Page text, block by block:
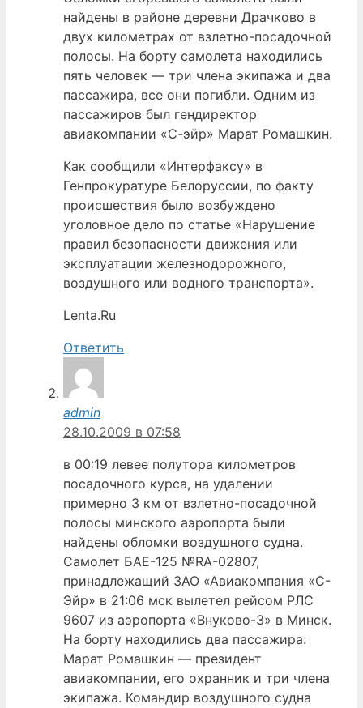
найдены в районе деревни Драчково в
двух километрах от взлетно-посадочной
полосы. На борту самолета находились
пять человек — три члена экипажа и два
пассажира, все они погибли. Одним из
пассажиров был гендиректор
авиакомпании «С-эйр» Марат Ромашкин.
Как сообщили «Интерфаксу» в
Генпрокуратуре Белоруссии, по факту
происшествия было возбуждено
уголовное дело по статье «Нарушение
правил безопасности движения или
эксплуатации железнодорожного,
воздушного или водного транспорта».
Lenta.Ru
Ответить
admin
28.10.2009 в 07:58
в 00:19 левее полутора километров
посадочного курса, на удалении
примерно 3 км от взлетно-посадочной
полосы минского аэропорта были
найдены обломки воздушного судна.
Самолет БАЕ-125 №RA-02807,
принадлежащий ЗАО «Авиакомпания «С-
Эйр» в 21:06 мск вылетел рейсом РЛС
9607 из аэропорта «Внуково-3» в Минск.
На борту находились два пассажира:
Марат Ромашкин — президент
авиакомпании, его охранник и три члена
экипажа. Командир воздушного судна